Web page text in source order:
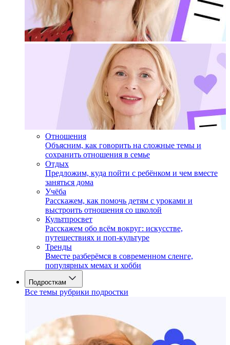
Отношения
Объясним, как говорить на сложные темы и
сохранить отношения в семье
Отдых
Предложим, куда пойти с ребёнком и чем вместе
заняться дома
Учёба
Расскажем, как помочь детям с уроками и
выстроить отношения со школой
Культпросвет
Расскажем обо всём вокруг: искусстве,
путешествиях и поп-культуре
Тренды
Вместе разберёмся в современном сленге,
популярных мемах и хобби
Подросткам
Все темы рубрики подростки